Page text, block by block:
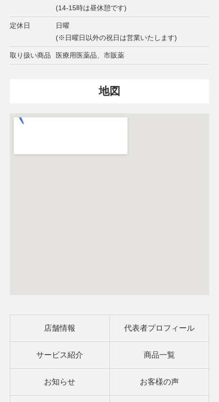
(14-15時は昼休憩です)
定休日
日曜
(※日曜日以外の祝日は営業いたします)
取り扱い商品 医療用医薬品、市販薬
地図
店舗情報 代表者プロフィール
サービス紹介 商品一覧
お知らせ お客様の声